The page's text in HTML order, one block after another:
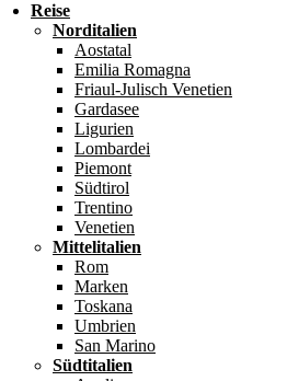
Reise
Norditalien
Aostatal
Emilia Romagna
Friaul-Julisch Venetien
Gardasee
Ligurien
Lombardei
Piemont
Südtirol
Trentino
Venetien
Mittelitalien
Rom
Marken
Toskana
Umbrien
San Marino
Südtitalien